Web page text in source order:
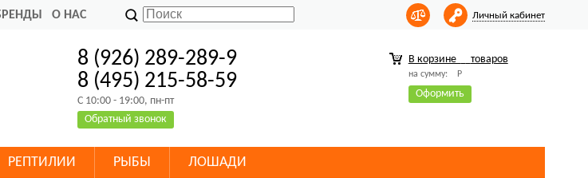
О НАС Личный кабинет
8 (926) 289-289-9
8 (495) 215-58-59
C 10:00 - 19:00, пн-пт
Обратный звонок
В корзине товаров
на сумму: Р
Оформить
РЕПТИЛИИ РЫБЫ ЛОШАДИ